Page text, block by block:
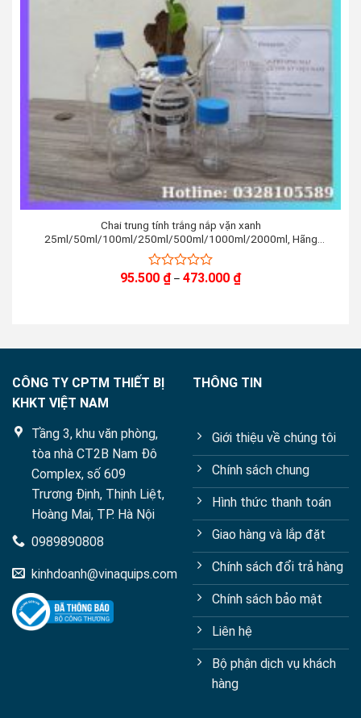
Chai trung tính trắng nắp vặn xanh
25ml/50ml/100ml/250ml/500ml/1000ml/2000ml, Hãng
Biohall Germany/ Đức
0
95.500 ₫ – 473.000 ₫Khoảng
CÔNG TY CPTM THIẾT BỊ
KHKT VIỆT NAM
Tầng 3, khu văn phòng,
tòa nhà CT2B Nam Đô
Complex, số 609
Trương Định, Thịnh Liệt,
Hoàng Mai, TP. Hà Nội
0989890808
kinhdoanh@vinaquips.com
THÔNG TIN
Giới thiệu về chúng tôi
Chính sách chung
Hình thức thanh toán
Giao hàng và lắp đặt
Chính sách đổi trả hàng
Chính sách bảo mật
Liên hệ
Bộ phận dịch vụ khách
hàng